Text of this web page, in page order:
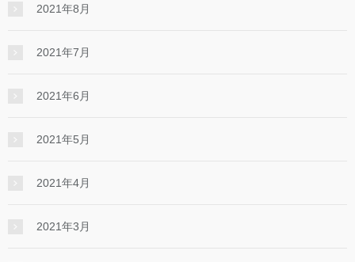
2021年8月
2021年7月
2021年6月
2021年5月
2021年4月
2021年3月